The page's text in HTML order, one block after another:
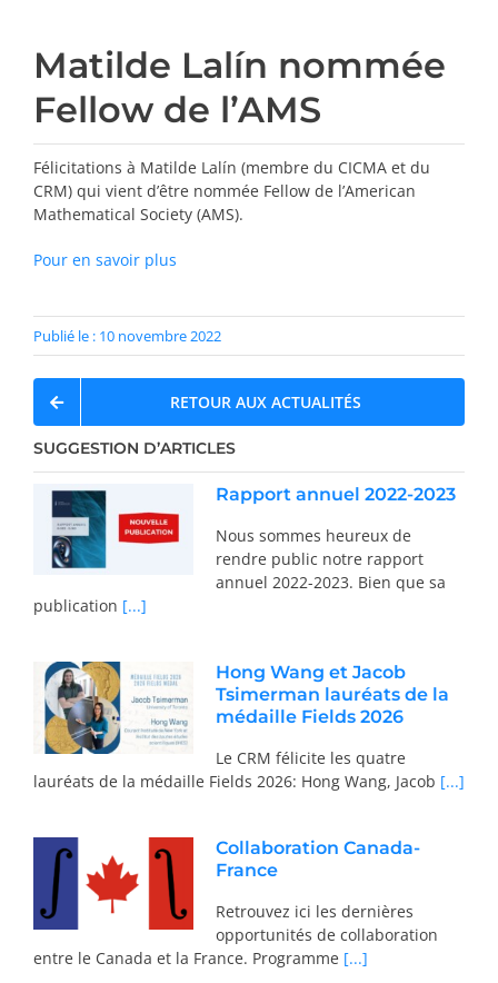
Matilde Lalín nommée
Fellow de l’AMS
Félicitations à Matilde Lalín (membre du CICMA et du
CRM) qui vient d’être nommée Fellow de l’American
Mathematical Society (AMS).
Pour en savoir plus
Publié le : 10 novembre 2022
RETOUR AUX ACTUALITÉS
SUGGESTION D’ARTICLES
Rapport annuel 2022-2023
Nous sommes heureux de
rendre public notre rapport
annuel 2022-2023. Bien que sa
publication [...]
Hong Wang et Jacob
Tsimerman lauréats de la
médaille Fields 2026
Le CRM félicite les quatre
lauréats de la médaille Fields 2026: Hong Wang, Jacob [...]
Collaboration Canada-
France
Retrouvez ici les dernières
opportunités de collaboration
entre le Canada et la France. Programme [...]